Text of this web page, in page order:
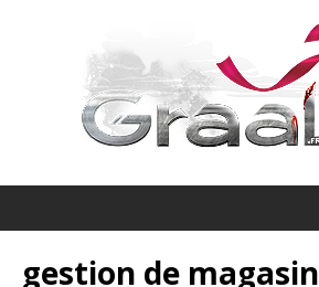
gestion de magasin